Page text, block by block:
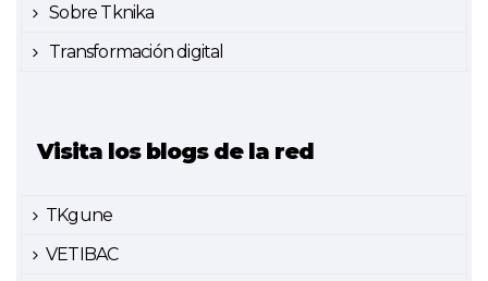
Sobre Tknika
Transformación digital
Visita los blogs de la red
TKgune
VETIBAC